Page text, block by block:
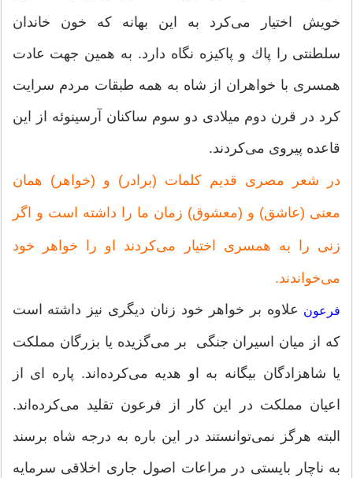
خویش اختیار می‌كرد به این بهانه كه خون خاندان
سلطنتی را پاك و پاكیزه نگاه دارد. به همین جهت عادت
همسری با خواهران از شاه به همه طبقات مردم سرایت
كرد در قرن دوم میلادی دو سوم ساكنان آرسینوئه از این
قاعده پیروی می‌كردند.
در شعر مصری قدیم كلمات (برادر) و (خواهر) همان
معنی (عاشق) و (معشوق) زمان ما را داشته است و اگر
زنی را به همسری اختیار می‌كردند او را خواهر خود
می‌خواندند.
فرعون علاوه بر خواهر خود زنان دیگری نیز داشته است
كه از میان اسیران جنگی بر می‌گزیده یا بزرگان مملكت
یا شاهزادگان بیگانه به او هدیه می‌كرده‌اند. پاره ای از
اعیان مملكت در این كار از فرعون تقلید می‌كرده‌اند.
البته هرگز نمی‌توانستند در این باره به درجه شاه برسند
به ناچار بایستی در مراعات اصول جاری اخلاقی سرمایه